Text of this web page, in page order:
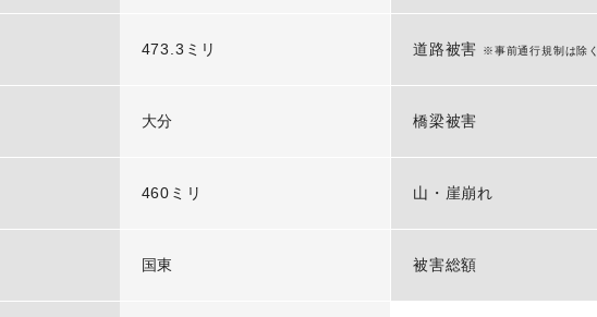
473.3ミリ
大分
460ミリ
国東
道路被害 ※事前通行規制は除く
橋梁被害
山・崖崩れ
被害総額